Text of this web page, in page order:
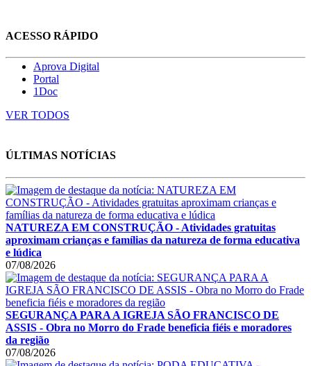
ACESSO RÁPIDO
Aprova Digital
Portal
1Doc
VER TODOS
ÚLTIMAS NOTÍCIAS
NATUREZA EM CONSTRUÇÃO - Atividades gratuitas
aproximam crianças e famílias da natureza de forma educativa
e lúdica
07/08/2026
SEGURANÇA PARA A IGREJA SÃO FRANCISCO DE
ASSIS - Obra no Morro do Frade beneficia fiéis e moradores
da região
07/08/2026